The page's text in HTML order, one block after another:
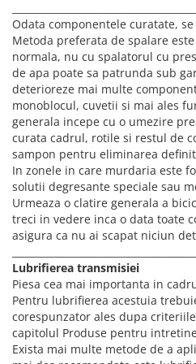
Odata componentele curatate,
Metoda preferata de spalare
normala, nu cu spalatorul cu
de apa poate sa patrunda sub
deterioreze mai multe
monoblocul, cuvetii si mai ales
generala incepe cu o umezire
curata cadrul, rotile si restul de
sampon pentru eliminarea
In zonele in care murdaria este
solutii degresante speciale sau
Urmeaza o clatire generala a
treci in vedere inca o data toate
asigura ca nu ai scapat niciun
Lubrifierea transmisiei
Piesa cea mai importanta in
Pentru lubrifierea acestuia
corespunzator ales dupa
capitolul Produse pentru
Exista mai multe metode de a